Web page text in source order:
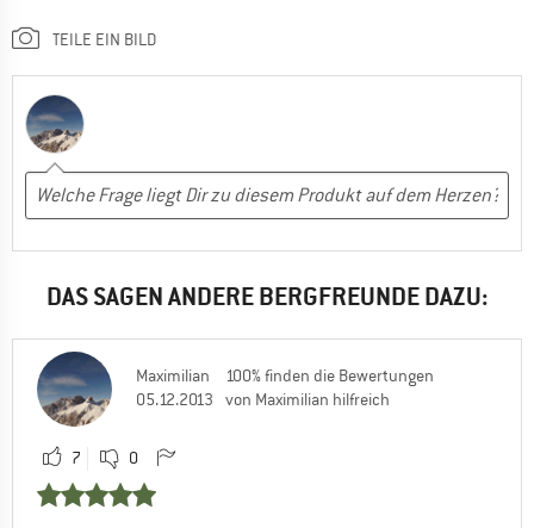
TEILE EIN BILD
DAS SAGEN ANDERE BERGFREUNDE DAZU:
Maximilian
05.12.2013
100% finden die Bewertungen
von Maximilian hilfreich
7 0